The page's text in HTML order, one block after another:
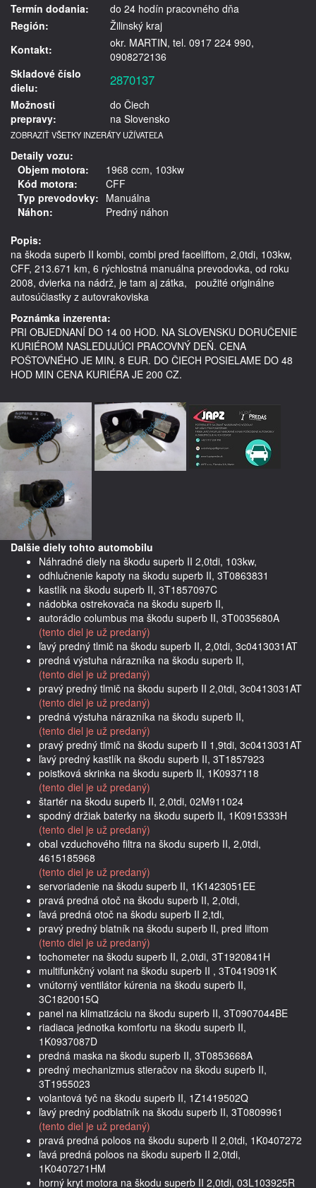
Termín dodania:
do 24 hodín pracovného dňa
Región:
Žilinský kraj
Kontakt:
okr. MARTIN, tel. 0917 224 990,
0908272136
Skladové číslo
dielu:
2870137
Možnosti
prepravy:
do Čiech
na Slovensko
ZOBRAZIŤ VŠETKY INZERÁTY UŽÍVATEĽA
Detaily vozu:
Objem motora:
1968 ccm, 103kw
Kód motora:
CFF
Typ prevodovky: Manuálna
Náhon:
Predný náhon
Popis:
na škoda superb II kombi, combi pred faceliftom, 2,0tdi, 103kw,
CFF, 213.671 km, 6 rýchlostná manuálna prevodovka, od roku
2008, dvierka na nádrž, je tam aj zátka,   použité originálne
Poznámka inzerenta:
PRI OBJEDNANÍ DO 14 00 HOD. NA SLOVENSKU DORUČENIE
KURIÉROM NASLEDUJÚCI PRACOVNÝ DEŇ. CENA
POŠTOVNÉHO JE MIN. 8 EUR. DO ČIECH POSIELAME DO 48
HOD MIN CENA KURIÉRA JE 200 CZ.
Dalšie diely tohto automobilu
Náhradné diely na škodu superb II 2,0tdi, 103kw,
odhlučnenie kapoty na škodu superb II, 3T0863831
kastlík na škodu superb II, 3T1857097C
nádobka ostrekovača na škodu superb II,
autorádio columbus ma škodu superb II, 3T0035680A
(tento diel je už predaný)
ľavý predný tlmič na škodu superb II, 2,0tdi, 3c0413031AT
predná výstuha nárazníka na škodu superb II,
(tento diel je už predaný)
pravý predný tlmič na škodu superb II 2,0tdi, 3c0413031AT
(tento diel je už predaný)
predná výstuha nárazníka na škodu superb II,
(tento diel je už predaný)
pravý predný tlmič na škodu superb II 1,9tdi, 3c0413031AT
ľavý predný kastlík na škodu superb II, 3T1857923
poistková skrinka na škodu superb II, 1K0937118
(tento diel je už predaný)
štartér na škodu superb II, 2,0tdi, 02M911024
spodný držiak baterky na škodu superb II, 1K0915333H
(tento diel je už predaný)
obal vzduchového filtra na škodu superb II, 2,0tdi,
4615185968
(tento diel je už predaný)
servoriadenie na škodu superb II, 1K1423051EE
pravá predná otoč na škodu superb II, 2,0tdi,
ľavá predná otoč na škodu superb II 2,tdi,
pravý predný blatník na škodu superb II, pred liftom
(tento diel je už predaný)
tochometer na škodu superb II, 2,0tdi, 3T1920841H
multifunkčný volant na škodu superb II , 3T0419091K
vnútorný ventilátor kúrenia na škodu superb II,
3C1820015Q
panel na klimatizáciu na škodu superb II, 3T0907044BE
riadiaca jednotka komfortu na škodu superb II,
1K0937087D
predná maska na škodu superb II, 3T0853668A
predný mechanizmus stieračov na škodu superb II,
3T1955023
volantová tyč na škodu superb II, 1Z1419502Q
ľavý predný podblatník na škodu superb II, 3T0809961
(tento diel je už predaný)
pravá predná poloos na škodu superb II 2,0tdi, 1K0407272
ľavá predná poloos na škodu superb II 2,0tdi,
1K0407271HM
horný kryt motora na škodu superb II 2,0tdi, 03L103925R